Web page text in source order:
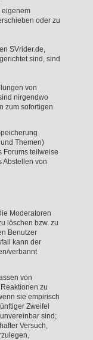
eigenem
oder zu
SVrider.de,
sind, sind
von
nirgendwo
zum sofortigen
Themen)
Forums teilweise
Abstellen von
Moderatoren
löschen bzw. zu
Benutzer
kann der
verbannt
von
zu
sie empirisch
Zweifel
sind;
Versuch,